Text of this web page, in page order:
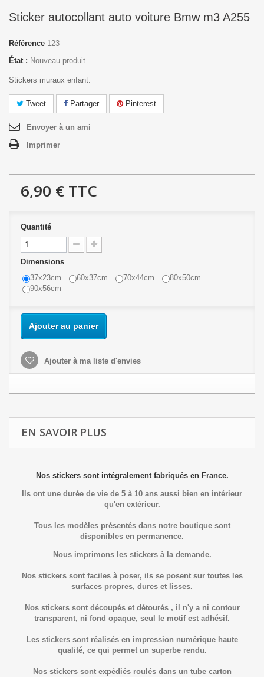
Sticker autocollant auto voiture Bmw m3 A255
Référence 123
État : Nouveau produit
Stickers muraux enfant.
Tweet Partager Pinterest
Envoyer à un ami
Imprimer
6,90 € TTC
Quantité
Dimensions
37x23cm
60x37cm 70x44cm
80x50cm
90x56cm
Ajouter au panier
Ajouter à ma liste d'envies
EN SAVOIR PLUS
Nos stickers sont intégralement fabriqués en France.
Ils ont une durée de vie de 5 à 10 ans aussi bien en intérieur
qu'en extérieur.
Tous les modèles présentés dans notre boutique sont
disponibles en permanence.
Nous imprimons les stickers à la demande.
Nos stickers sont faciles à poser, ils se posent sur toutes les
surfaces propres, dures et lisses.
Nos stickers sont découpés et détourés , il n'y a ni contour
transparent, ni fond opaque, seul le motif est adhésif.
Les stickers sont réalisés en impression numérique haute
qualité, ce qui permet un superbe rendu.
Nos stickers sont expédiés roulés dans un tube carton